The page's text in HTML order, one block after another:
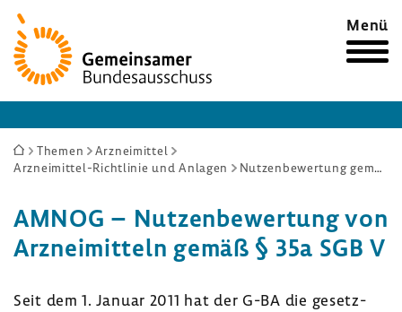
Zur
Startseite
Menü
Sie
sind
Themen
Arzneimittel
Arzneimittel-Richtlinie und Anlagen
Nutzenbewertung gemäß § 35a SGB V
AMNOG – Nutzen­be­wer­tung von
Arznei­mit­teln gemäß § 35a SGB V
Seit dem 1. Januar 2011 hat der G-BA die gesetz­